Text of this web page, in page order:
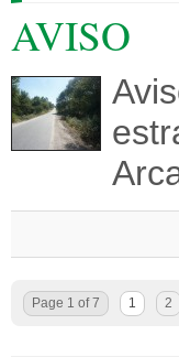
AVISO
Page 1 of 7 1 2